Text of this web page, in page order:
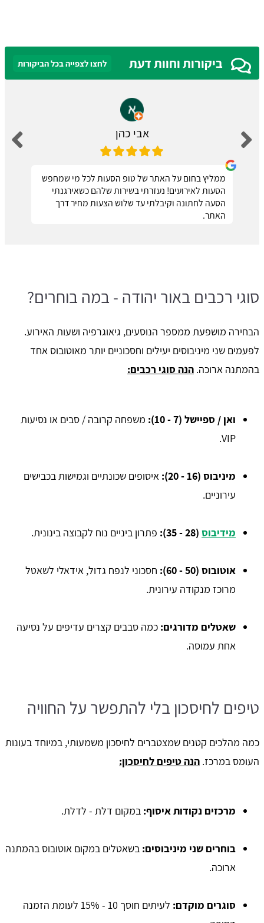
ביקורות וחוות דעת לחצו לצפייה בכל הביקורות
אבי כהן
ממליץ בחום על האתר של טופ הסעות לכל מי שמחפש
הסעות לאירועים! נעזרתי בשירות שלהם כשאירגנתי
הסעה לחתונה וקיבלתי עד שלוש הצעות מחיר דרך
האתר.
סוגי רכבים באור יהודה - במה בוחרים?
הבחירה מושפעת ממספר הנוסעים, גיאוגרפיה ושעות האירוע.
לפעמים שני מיניבוסים יעילים וחסכוניים יותר מאוטובוס אחד
בהמתנה ארוכה. הנה סוגי רכבים:
ואן / ספיישל (7 - 10):
משפחה קרובה / סבים או נסיעות
VIP.
מיניבוס (16 - 20):
איסופים שכונתיים וגמישות בכבישים
עירוניים.
מידיבוס (28 - 35): פתרון ביניים נוח לקבוצה בינונית.
אוטובוס (50 - 60):
חסכוני לנפח גדול, אידאלי לשאטל
מרוכז מנקודה עירונית.
שאטלים מדורגים: כמה סבבים קצרים עדיפים על נסיעה
אחת עמוסה.
טיפים לחיסכון בלי להתפשר על החוויה
כמה מהלכים קטנים שמצטברים לחיסכון משמעותי, במיוחד בעונות
העומס במרכז. הנה טיפים לחיסכון:
מרכזים נקודות איסוף: במקום דלת - לדלת.
בוחרים שני מיניבוסים: בשאטלים במקום אוטובוס בהמתנה
ארוכה.
סוגרים מוקדם:
לעיתים חוסך 10 - 15% לעומת הזמנה